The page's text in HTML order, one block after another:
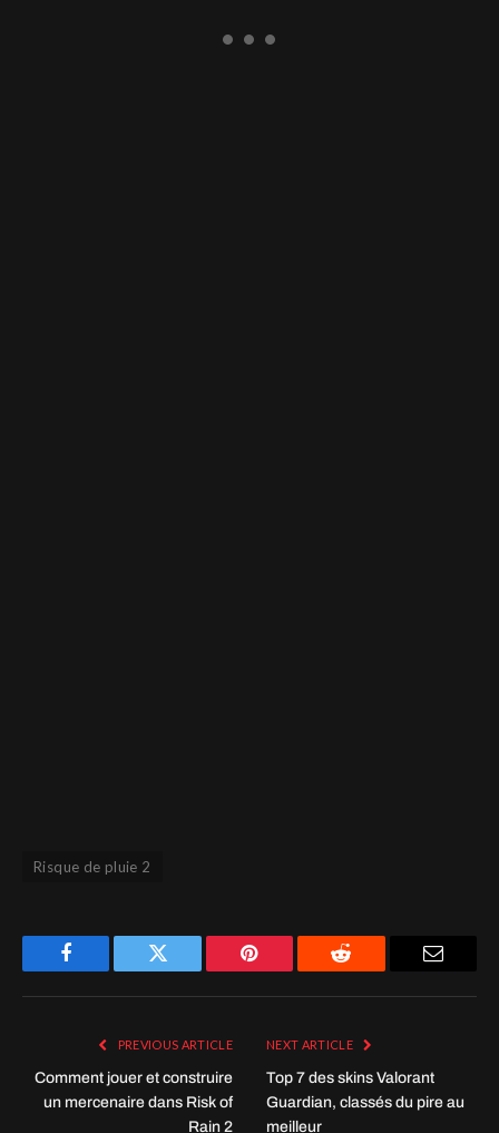
Risque de pluie 2
Facebook Twitter Pinterest Reddit
PREVIOUS ARTICLE
Comment jouer et construire
un mercenaire dans Risk of
Rain 2
NEXT ARTICLE
Top 7 des skins Valorant
Guardian, classés du pire au
meilleur